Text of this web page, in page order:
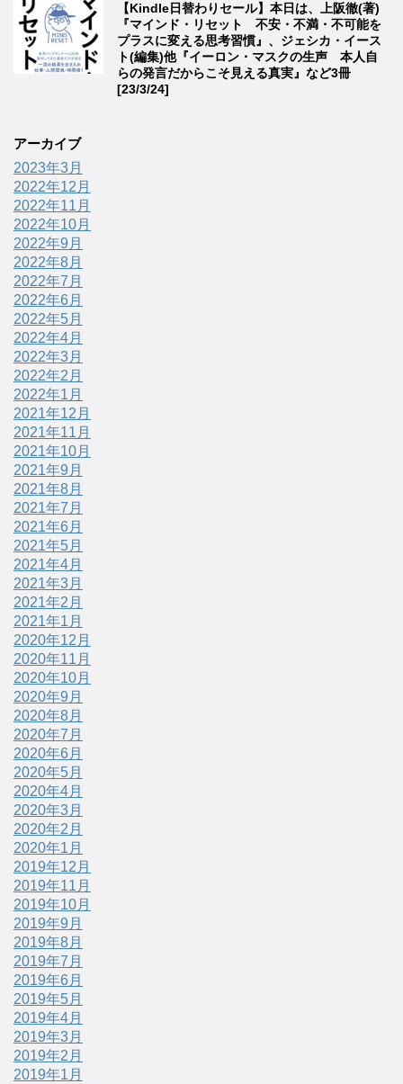
【Kindle日替わりセール】本日は、上阪徹(著)
『マインド・リセット 不安・不満・不可能を
プラスに変える思考習慣』、ジェシカ・イース
ト(編集)他『イーロン・マスクの生声 本人自
らの発言だからこそ見える真実』など3冊
[23/3/24]
アーカイブ
2023年3月
2022年12月
2022年11月
2022年10月
2022年9月
2022年8月
2022年7月
2022年6月
2022年5月
2022年4月
2022年3月
2022年2月
2022年1月
2021年12月
2021年11月
2021年10月
2021年9月
2021年8月
2021年7月
2021年6月
2021年5月
2021年4月
2021年3月
2021年2月
2021年1月
2020年12月
2020年11月
2020年10月
2020年9月
2020年8月
2020年7月
2020年6月
2020年5月
2020年4月
2020年3月
2020年2月
2020年1月
2019年12月
2019年11月
2019年10月
2019年9月
2019年8月
2019年7月
2019年6月
2019年5月
2019年4月
2019年3月
2019年2月
2019年1月